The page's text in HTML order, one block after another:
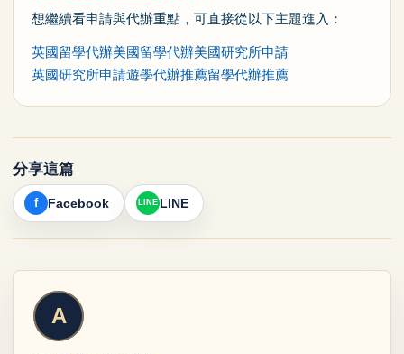
想繼續看申請與代辦重點，可直接從以下主題進入：
英國留學代辦美國留學代辦美國研究所申請
英國研究所申請遊學代辦推薦留學代辦推薦
分享這篇
Facebook LINE